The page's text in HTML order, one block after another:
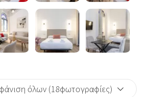
όλων (18φωτογραφίες)